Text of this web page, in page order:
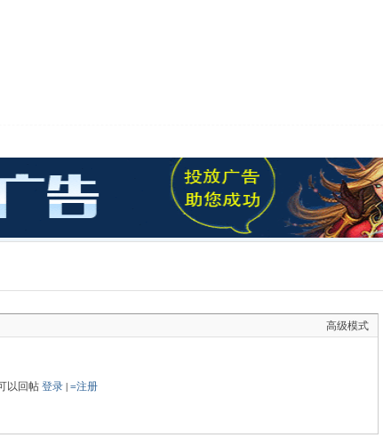
高级模式
以回帖登录|=注册